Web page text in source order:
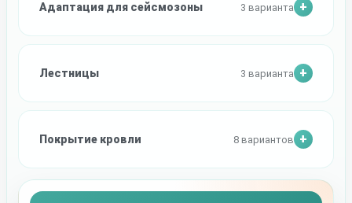
Адаптация для сейсмозоны 3 варианта
Лестницы 3 варианта
Покрытие кровли 8 вариантов